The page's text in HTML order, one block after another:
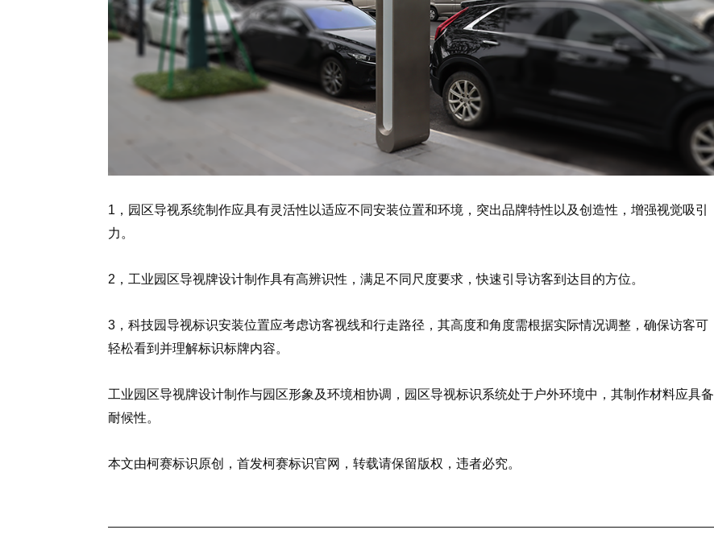
1，园区导视系统制作应具有灵活性以适应不同安装位置和环境，突出品牌特性以及创造性，增强视觉吸引
力。
2，工业园区导视牌设计制作具有高辨识性，满足不同尺度要求，快速引导访客到达目的方位。
3，科技园导视标识安装位置应考虑访客视线和行走路径，其高度和角度需根据实际情况调整，确保访客可
轻松看到并理解标识标牌内容。
工业园区导视牌设计制作与园区形象及环境相协调，园区导视标识系统处于户外环境中，其制作材料应具备
耐候性。
本文由柯赛标识原创，首发柯赛标识官网，转载请保留版权，违者必究。